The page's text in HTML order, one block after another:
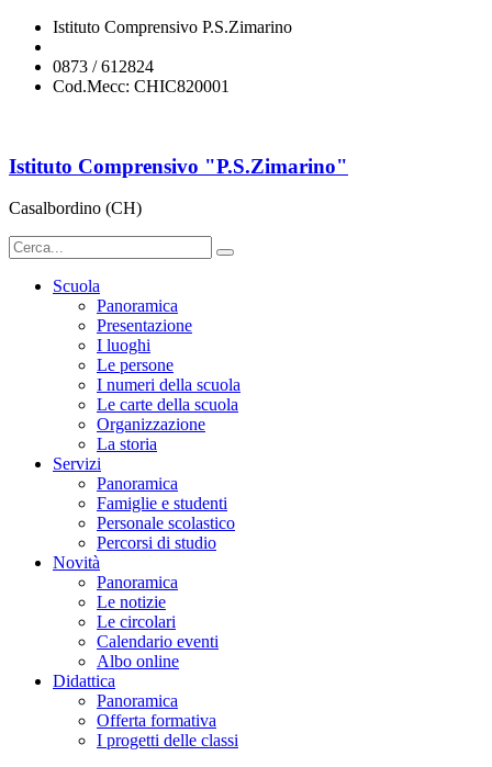
Istituto Comprensivo P.S.Zimarino
0873 / 612824
Cod.Mecc: CHIC820001
Istituto Comprensivo "P.S.Zimarino"
Casalbordino (CH)
Scuola
Panoramica
Presentazione
I luoghi
Le persone
I numeri della scuola
Le carte della scuola
Organizzazione
La storia
Servizi
Panoramica
Famiglie e studenti
Personale scolastico
Percorsi di studio
Novità
Panoramica
Le notizie
Le circolari
Calendario eventi
Albo online
Didattica
Panoramica
Offerta formativa
I progetti delle classi